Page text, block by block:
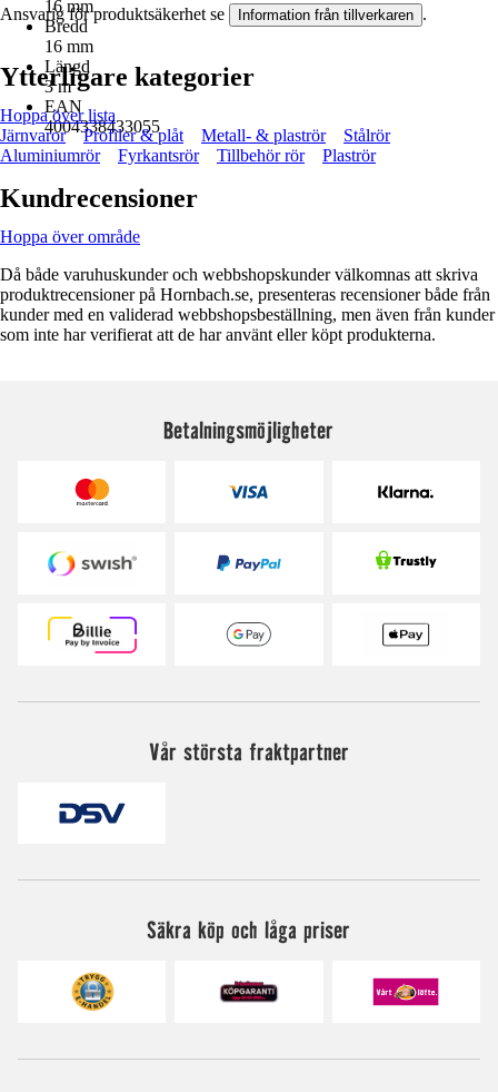
16 mm
Bredd
16 mm
Längd
3 m
EAN
4004338433055
Ansvarig för produktsäkerhet se Information från tillverkaren .
Ytterligare kategorier
Hoppa över lista
Järnvaror
Profiler & plåt Metall- & plaströr
Stålrör
Aluminiumrör
Fyrkantsrör Tillbehör rör Plaströr
Kundrecensioner
Hoppa över område
Då både varuhuskunder och webbshopskunder välkomnas att skriva
produktrecensioner på Hornbach.se, presenteras recensioner både från
kunder med en validerad webbshopsbeställning, men även från kunder
som inte har verifierat att de har använt eller köpt produkterna.
Betalningsmöjligheter
Vår största fraktpartner
Säkra köp och låga priser